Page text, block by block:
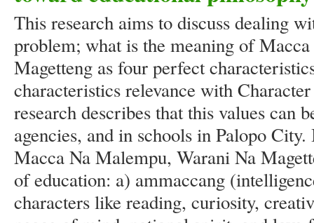
This research aims to discuss dealing
problem; what is the meaning of
Magetteng as four perfect
characteristics relevance with
research describes that this values can
agencies, and in schools in Palopo
Macca Na Malempu, Warani Na
of education: a) ammaccang
characters like reading, curiosity,